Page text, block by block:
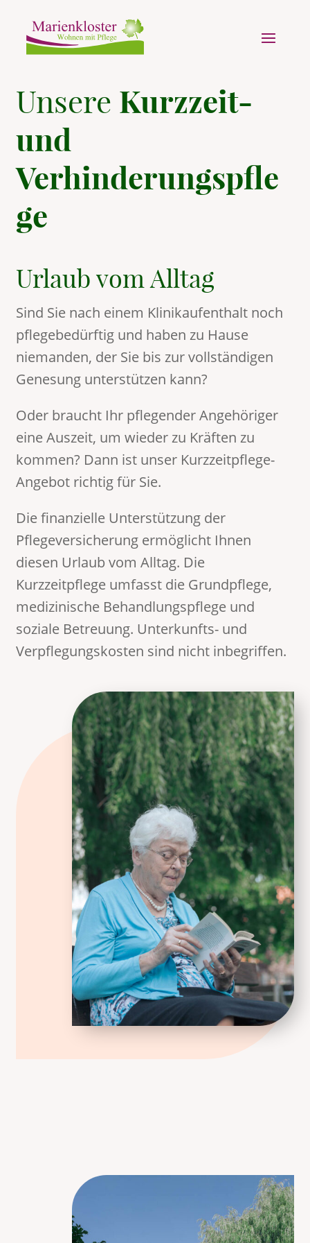
Unsere Kurzzeit-
und
Verhinderungspfle
ge
Urlaub vom Alltag
Sind Sie nach einem Klinikaufenthalt noch
pflegebedürftig und haben zu Hause
niemanden, der Sie bis zur vollständigen
Genesung unterstützen kann?
Oder braucht Ihr pflegender Angehöriger
eine Auszeit, um wieder zu Kräften zu
kommen? Dann ist unser Kurzzeitpflege-
Angebot richtig für Sie.
Die finanzielle Unterstützung der
Pflegeversicherung ermöglicht Ihnen
diesen Urlaub vom Alltag. Die
Kurzzeitpflege umfasst die Grundpflege,
medizinische Behandlungspflege und
soziale Betreuung. Unterkunfts- und
Verpflegungskosten sind nicht inbegriffen.